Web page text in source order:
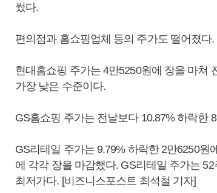
썼다.
편의점과 홈쇼핑업체 등의 주가도 떨어졌다.
현대홈쇼핑 주가는 4만5250원에 장을 마쳐
가장 낮은 수준이다.
GS홈쇼핑 주가는 전날보다 10.87% 하락한
GS리테일 주가는 9.79% 하락한 2만6250원
에 각각 장을 마감했다. GS리테일 주가는
최저가다. [비즈니스포스트 최석철 기자]